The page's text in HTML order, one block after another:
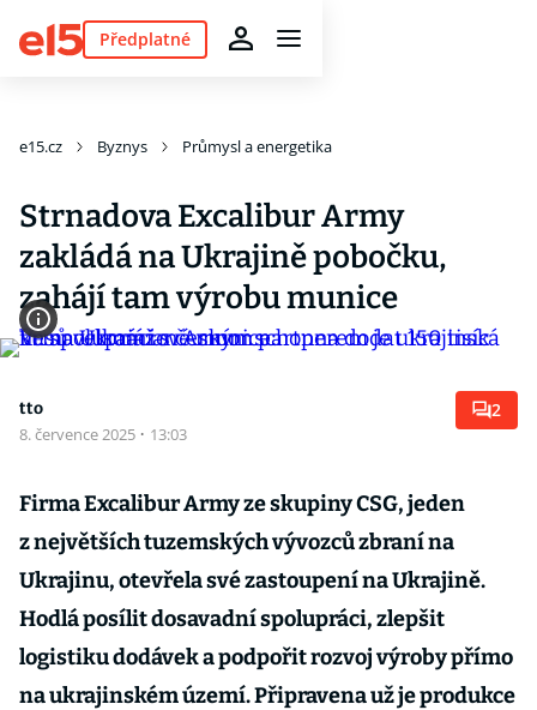
Předplatné
e15.cz Byznys Průmysl a energetika
Strnadova Excalibur Army
zakládá na Ukrajině pobočku,
zahájí tam výrobu munice
tto
8. července 2025 · 13:03
2
Firma Excalibur Army ze skupiny CSG, jeden
z největších tuzemských vývozců zbraní na
Ukrajinu, otevřela své zastoupení na Ukrajině.
Hodlá posílit dosavadní spolupráci, zlepšit
logistiku dodávek a podpořit rozvoj výroby přímo
na ukrajinském území. Připravena už je produkce